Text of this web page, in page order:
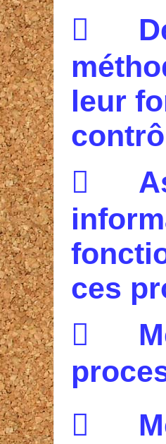

D
leur

A
ces

M

M